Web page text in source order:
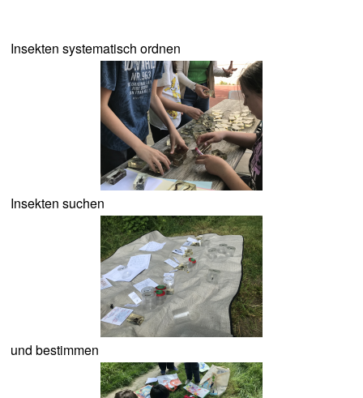
Insekten systematisch ordnen
Insekten suchen
und bestimmen